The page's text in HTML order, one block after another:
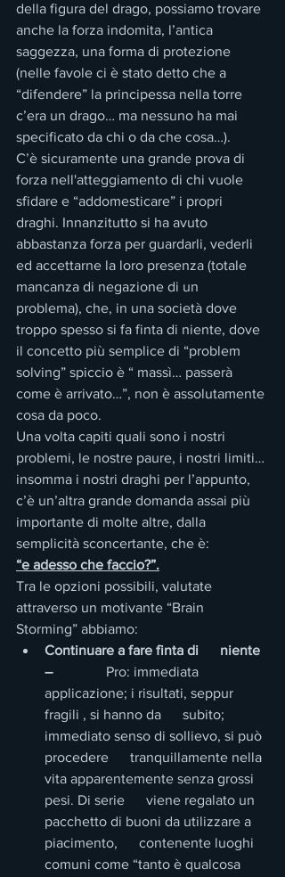
della figura del drago, possiamo trovare
anche la forza indomita, l’antica
saggezza, una forma di protezione
(nelle favole ci è stato detto che a
“difendere” la principessa nella torre
c’era un drago… ma nessuno ha mai
specificato da chi o da che cosa…).
C’è sicuramente una grande prova di
forza nell'atteggiamento di chi vuole
sfidare e “addomesticare” i propri
draghi. Innanzitutto si ha avuto
abbastanza forza per guardarli, vederli
ed accettarne la loro presenza (totale
mancanza di negazione di un
problema), che, in una società dove
troppo spesso si fa finta di niente, dove
il concetto più semplice di “problem
solving” spiccio è “ massì… passerà
come è arrivato…”, non è assolutamente
cosa da poco.
Una volta capiti quali sono i nostri
problemi, le nostre paure, i nostri limiti…
insomma i nostri draghi per l’appunto,
c’è un’altra grande domanda assai più
importante di molte altre, dalla
semplicità sconcertante, che è:
“e adesso che faccio?”.
Tra le opzioni possibili, valutate
attraverso un motivante “Brain
Storming” abbiamo:
Continuare a fare finta di      niente
–
              Pro: immediata
applicazione; i risultati, seppur
fragili , si hanno da      subito;
immediato senso di sollievo, si può
procedere      tranquillamente nella
vita apparentemente senza grossi
pesi. Di serie      viene regalato un
pacchetto di buoni da utilizzare a
piacimento,      contenente luoghi
comuni come “tanto è qualcosa